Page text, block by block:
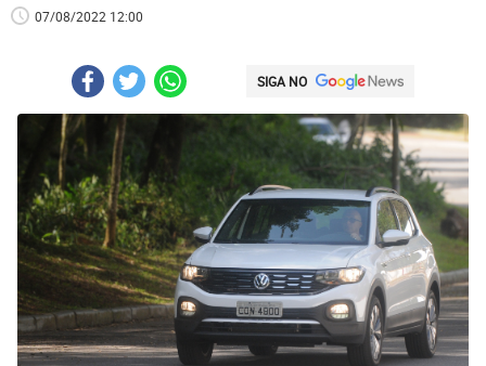
07/08/2022 12:00
SIGA NO